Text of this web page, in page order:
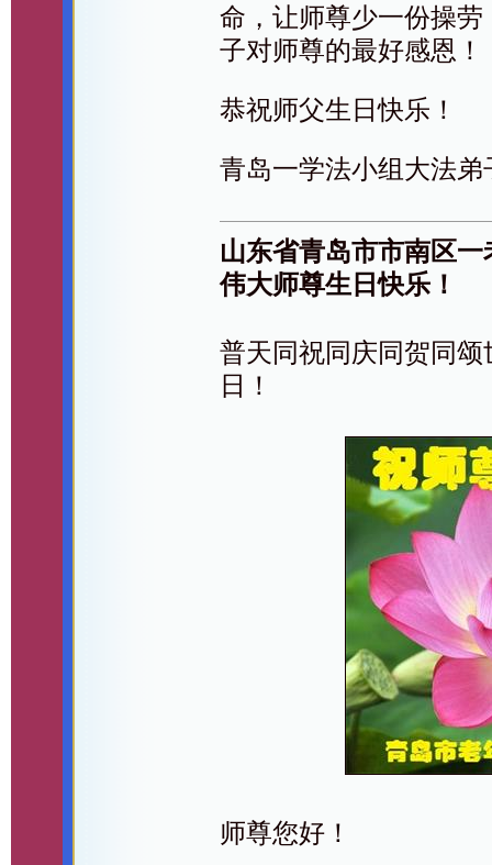
命，让师尊少一份操
子对师尊的最好感恩！
恭祝师父生日快乐！
青岛一学法小组大法弟
山东省青岛市市南区
伟大师尊生日快乐！
普天同祝同庆同贺同
日！
师尊您好！